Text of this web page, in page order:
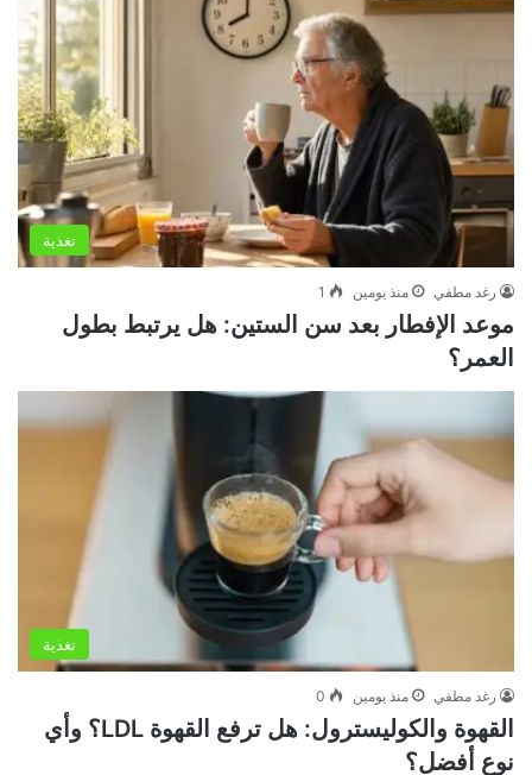
تغذية
رغد مطفي منذ يومين 1
موعد الإفطار بعد سن الستين: هل يرتبط بطول
العمر؟
تغذية
رغد مطفي منذ يومين 0
القهوة والكوليسترول: هل ترفع القهوة LDL؟ وأي
نوع أفضل؟